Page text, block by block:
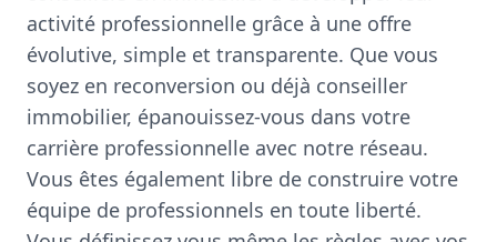
activité professionnelle grâce à une offre
évolutive, simple et transparente. Que vous
soyez en reconversion ou déjà conseiller
immobilier, épanouissez-vous dans votre
carrière professionnelle avec notre réseau.
Vous êtes également libre de construire votre
équipe de professionnels en toute liberté.